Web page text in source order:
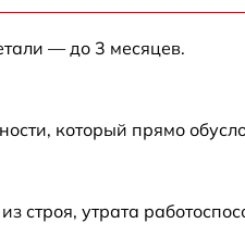
— до 3 месяцев.
который прямо
утрата